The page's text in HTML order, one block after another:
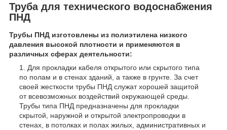
Труба для технического водоснабжения
ПНД
Трубы ПНД изготовлены из полиэтилена низкого
давления высокой плотности и применяются в
различных сферах деятельности:
Для прокладки кабеля открытого или скрытого типа
по полам и в стенах зданий, а также в грунте. За счет
своей жесткости трубы ПНД служат хорошей защитой
от всевозможных воздействий окружающей среды.
Трубы типа ПНД предназначены для прокладки
скрытой, наружной и открытой электропроводки в
стенах, в потолках и полах жилых, административных и